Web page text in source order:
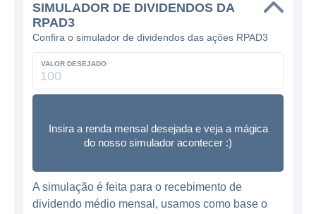
SIMULADOR DE DIVIDENDOS DA
RPAD3
Confira o simulador de dividendos das ações RPAD3
VALOR DESEJADO
Insira a renda mensal desejada e veja a mágica
do nosso simulador acontecer :)
A simulação é feita para o recebimento de
dividendo médio mensal, usamos como base o